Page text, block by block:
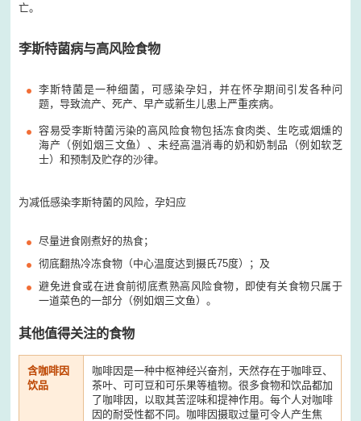
亡。
李斯特菌病与高风险食物
李斯特菌是一种细菌，可感染孕妇，并在怀孕期间引发各种问
题，导致流产、死产、早产或新生儿患上严重疾病。
容易受李斯特菌污染的高风险食物包括冻食肉类、生吃或烟燻的
海产（例如烟三文鱼）、未经高温消毒的奶和奶制品（例如软芝
士）和预制及贮存的沙律。
为减低感染李斯特菌的风险，孕妇应
尽量进食刚煮好的热食；
彻底翻热冷冻食物（中心温度达到摄氏75度）；及
避免进食或在进食前彻底煮熟高风险食物，即使有关食物只属于
一道菜色的一部分（例如烟三文鱼）。
其他值得关注的食物
含咖啡因
饮品
咖啡因是一种中枢神经兴奋剂，天然存在于咖啡豆、
茶叶、可可豆和可乐果等植物。很多食物和饮品都加
了咖啡因，以取其苦涩味和提神作用。每个人对咖啡
因的耐受性都不同。咖啡因摄取过量可令人产生焦